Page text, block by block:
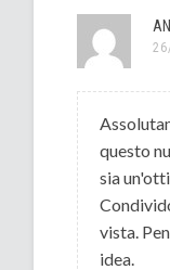
questo
sia
vista.
idea.